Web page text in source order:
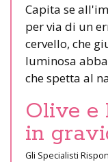
Capita se
per via di un
cervello, che
luminosa
che spetta al
Olive e
in
Gli Specialisti